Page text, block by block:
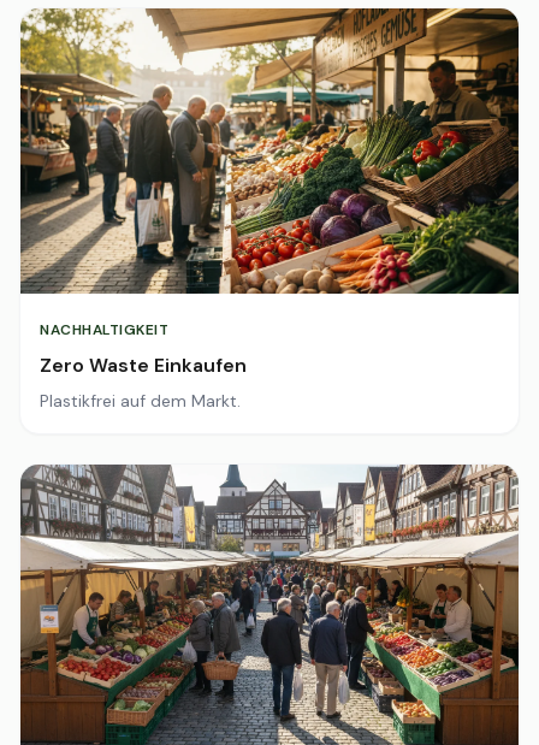
NACHHALTIGKEIT
Zero Waste Einkaufen
Plastikfrei auf dem Markt.